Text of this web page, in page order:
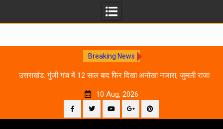
Breaking News
उत्तराखंड: गुंजी गांव में 12 साल बाद फिर दिखा अनोखा नजारा, जुमली राजा
10 Aug, 2026